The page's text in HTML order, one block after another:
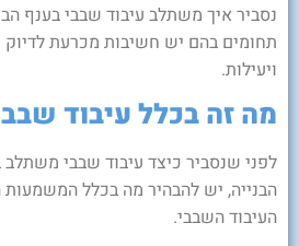
נסביר איך משתלב עיבוד שבבי בענף
תחומים בהם יש חשיבות מכרעת לדיוק
ויעילות.
מה זה בכלל עיבוד
לפני שנסביר כיצד עיבוד שבבי משתלב
הבנייה, יש להבהיר מה בכלל
העיבוד השבבי.